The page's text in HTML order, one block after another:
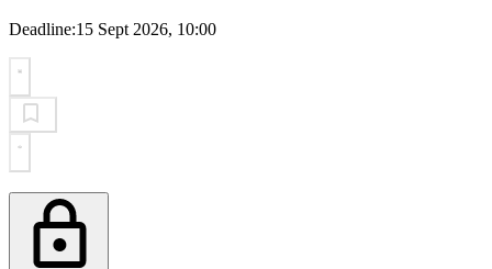
Deadline:15 Sept 2026, 10:00